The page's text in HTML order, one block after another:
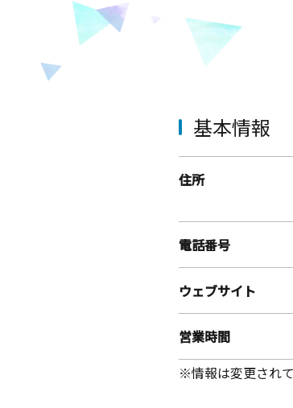
基本情報
住所
電話番号
ウェブサイト
営業時間
※情報は変更され